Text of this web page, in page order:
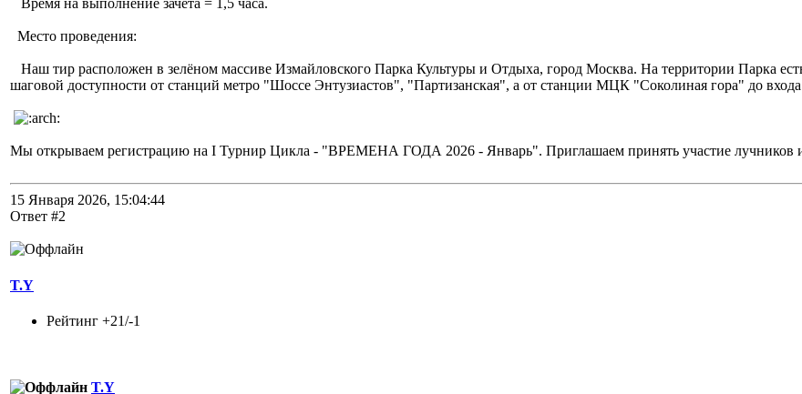
Время на выполнение зачёта = 1,5 часа.
Место проведения:
Наш тир расположен в зелёном массиве Измайловского Парка Культуры и Отдыха, город Москва. На территории Парка
шаговой доступности от станций метро "Шоссе Энтузиастов", "Партизанская", а от станции МЦК "Соколиная гора" до
Мы открываем регистрацию на I Турнир Цикла - "ВРЕМЕНА ГОДА 2026 - Январь". Приглашаем принять участие лучников и
15 Января 2026, 15:04:44
Ответ #2
T.Y
Рейтинг +21/-1
T.Y